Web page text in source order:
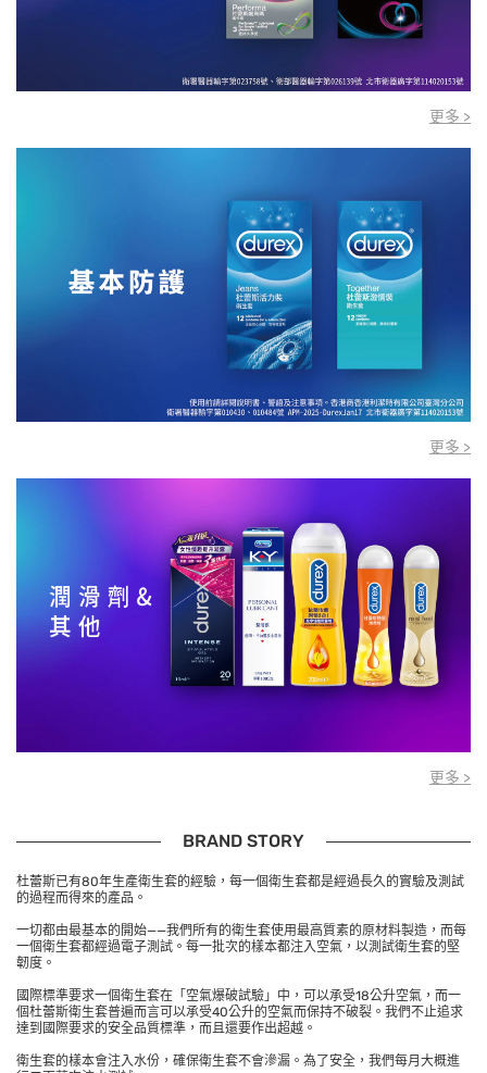
更多 >
更多 >
更多 >
BRAND STORY
杜蕾斯已有80年生產衛生套的經驗，每一個衛生套都是經過長久的實驗及測試
的過程而得來的產品。
一切都由最基本的開始——我們所有的衛生套使用最高質素的原材料製造，而每
一個衛生套都經過電子測試。每一批次的樣本都注入空氣，以測試衛生套的堅
韌度。
國際標準要求一個衛生套在「空氣爆破試驗」中，可以承受18公升空氣，而一
個杜蕾斯衛生套普遍而言可以承受40公升的空氣而保持不破裂。我們不止追求
達到國際要求的安全品質標準，而且還要作出超越。
衛生套的樣本會注入水份，確保衛生套不會滲漏。為了安全，我們每月大概進